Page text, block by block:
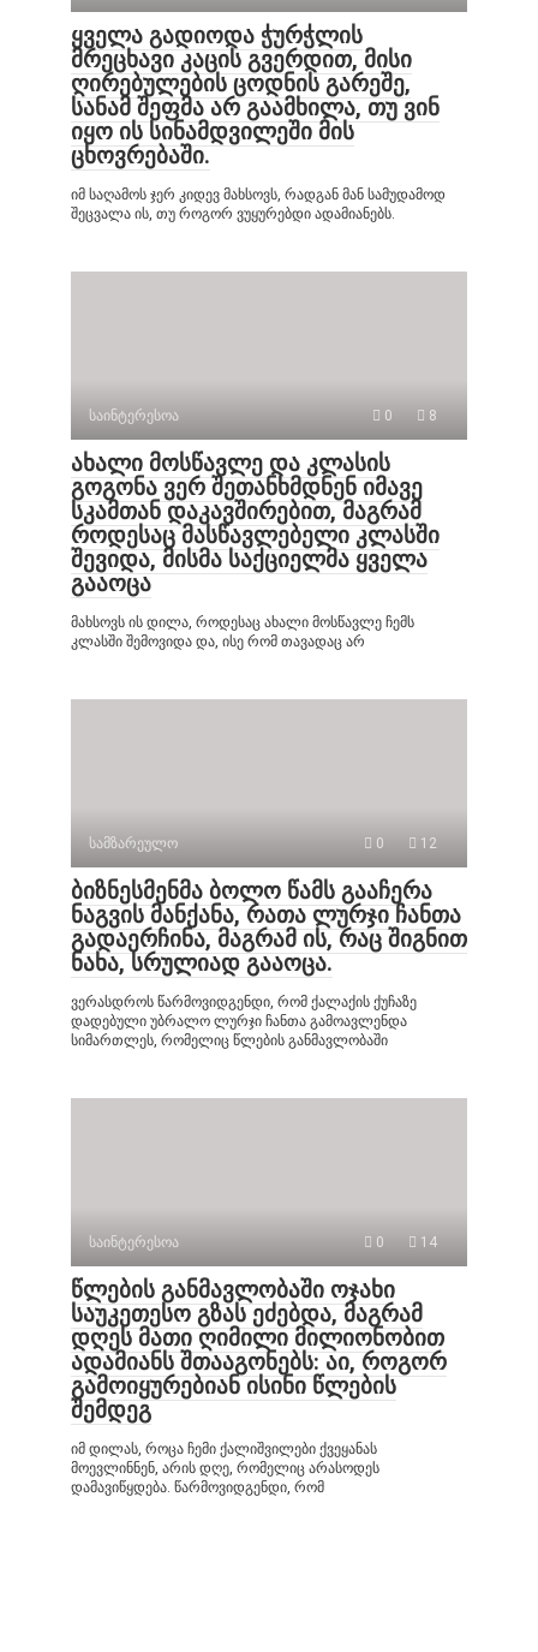
ყველა გადიოდა ჭურჭლის
მრეცხავი კაცის გვერდით, მისი
ღირებულების ცოდნის გარეშე,
სანამ შეფმა არ გაამხილა, თუ ვინ
იყო ის სინამდვილეში მის
ცხოვრებაში.
იმ საღამოს ჯერ კიდევ მახსოვს, რადგან მან სამუდამოდ
შეცვალა ის, თუ როგორ ვუყურებდი ადამიანებს.
საინტერესოა 0 8
ახალი მოსწავლე და კლასის
გოგონა ვერ შეთანხმდნენ იმავე
სკამთან დაკავშირებით, მაგრამ
როდესაც მასწავლებელი კლასში
შევიდა, მისმა საქციელმა ყველა
გააოცა
მახსოვს ის დილა, როდესაც ახალი მოსწავლე ჩემს
კლასში შემოვიდა და, ისე რომ თავადაც არ
სამზარეულო 0 12
ბიზნესმენმა ბოლო წამს გააჩერა
ნაგვის მანქანა, რათა ლურჯი ჩანთა
გადაერჩინა, მაგრამ ის, რაც შიგნით
ნახა, სრულიად გააოცა.
ვერასდროს წარმოვიდგენდი, რომ ქალაქის ქუჩაზე
დადებული უბრალო ლურჯი ჩანთა გამოავლენდა
სიმართლეს, რომელიც წლების განმავლობაში
საინტერესოა 0 14
წლების განმავლობაში ოჯახი
საუკეთესო გზას ეძებდა, მაგრამ
დღეს მათი ღიმილი მილიონობით
ადამიანს შთააგონებს: აი, როგორ
გამოიყურებიან ისინი წლების
შემდეგ
იმ დილას, როცა ჩემი ქალიშვილები ქვეყანას
მოევლინნენ, არის დღე, რომელიც არასოდეს
დამავიწყდება. წარმოვიდგენდი, რომ